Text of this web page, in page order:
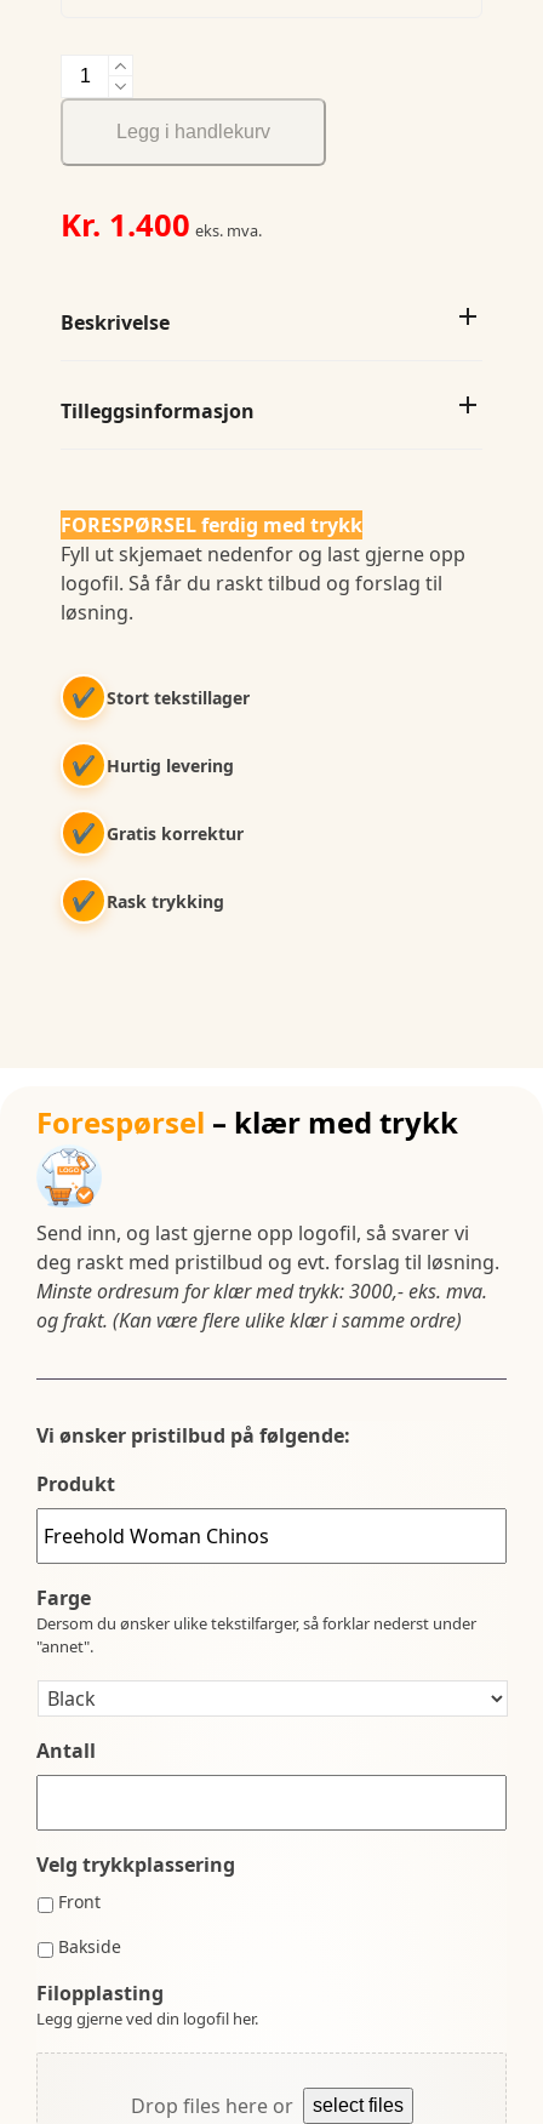
Freehold
Woman
Chinos
antall
Legg i handlekurv
Kr. 1.400 eks. mva.
Beskrivelse
Tilleggsinformasjon
FORESPØRSEL ferdig med trykk
Fyll ut skjemaet nedenfor og last gjerne opp
logofil. Så får du raskt tilbud og forslag til
løsning.
✔ Stort tekstillager
✔ Hurtig levering
✔ Gratis korrektur
✔ Rask trykking
Forespørsel – klær med trykk
Send inn, og last gjerne opp logofil, så svarer vi
deg raskt med pristilbud og evt. forslag til løsning.
Minste ordresum for klær med trykk: 3000,- eks. mva.
og frakt. (Kan være flere ulike klær i samme ordre)
Vi ønsker pristilbud på følgende:
Produkt
Farge
Dersom du ønsker ulike tekstilfarger, så forklar nederst under
"annet".
Antall
Velg trykkplassering
Front
Bakside
Filopplasting
Legg gjerne ved din logofil her.
Drop files here or select files